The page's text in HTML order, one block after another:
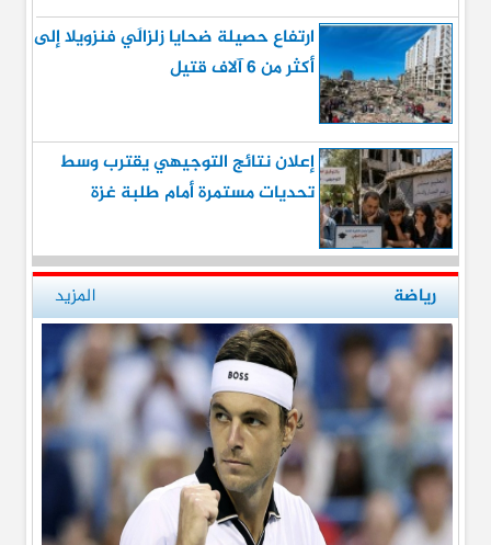
ارتفاع حصيلة ضحايا زلزالَي فنزويلا إلى
أكثر من 6 آلاف قتيل
إعلان نتائج التوجيهي يقترب وسط
تحديات مستمرة أمام طلبة غزة
رياضة المزيد